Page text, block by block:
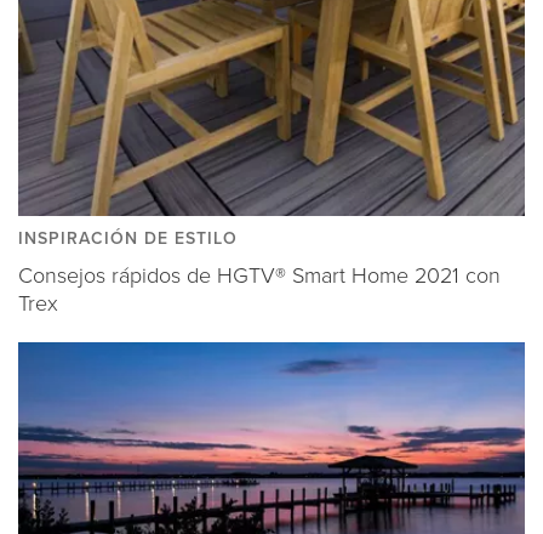
INSPIRACIÓN DE ESTILO
Consejos rápidos de HGTV® Smart Home 2021 con
Trex